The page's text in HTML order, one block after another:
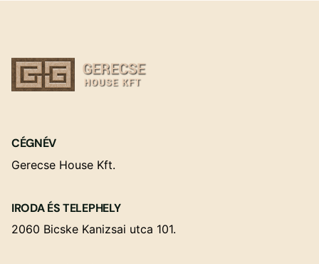
CÉGNÉV
Gerecse House Kft.
IRODA ÉS TELEPHELY
2060 Bicske Kanizsai utca 101.